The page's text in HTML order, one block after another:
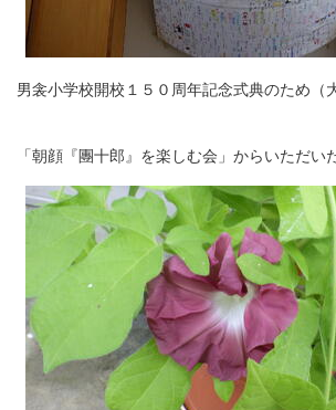
男衾小学校開校１５０周年記念式典のため（
「朝顔『團十郎』を楽しむ会」からいただい